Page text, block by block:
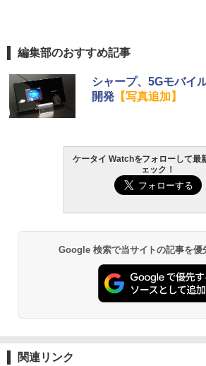
編集部のおすすめ記事
シャープ、5Gモバイ
開発【写真追加】
ケータイ Watchをフォローして最
ェック！
Google 検索で当サイトの記事を優
関連リンク